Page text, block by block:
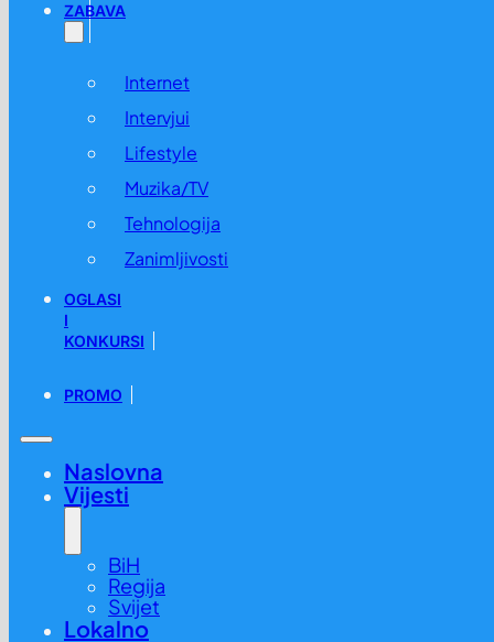
ZABAVA
Internet
Intervjui
Lifestyle
Muzika/TV
Tehnologija
Zanimljivosti
OGLASI
I
KONKURSI
PROMO
Naslovna
Vijesti
BiH
Regija
Svijet
Lokalno